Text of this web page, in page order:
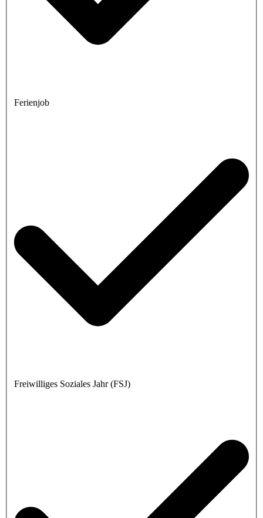
Ferienjob
Freiwilliges Soziales Jahr (FSJ)